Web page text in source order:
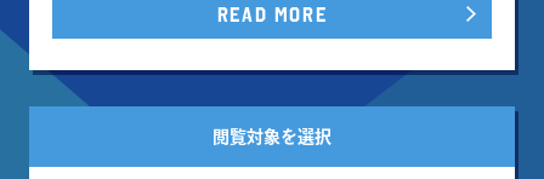
READ MORE
閲覧対象を選択